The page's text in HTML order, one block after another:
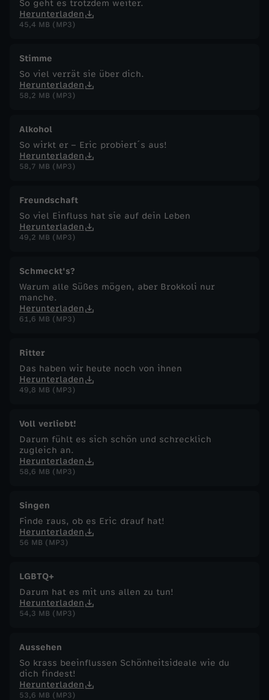
So geht es trotzdem weiter.
Herunterladen
45,4 MB (MP3)
Stimme
So viel verrät sie über dich.
Herunterladen
58,2 MB (MP3)
Alkohol
So wirkt er – Eric probiert´s aus!
Herunterladen
58,7 MB (MP3)
Freundschaft
So viel Einfluss hat sie auf dein Leben
Herunterladen
49,2 MB (MP3)
Schmeckt's?
Warum alle Süßes mögen, aber Brokkoli nur
manche.
Herunterladen
61,6 MB (MP3)
Ritter
Das haben wir heute noch von ihnen
Herunterladen
49,8 MB (MP3)
Voll verliebt!
Darum fühlt es sich schön und schrecklich
zugleich an.
Herunterladen
58,6 MB (MP3)
Singen
Finde raus, ob es Eric drauf hat!
Herunterladen
56 MB (MP3)
LGBTQ+
Darum hat es mit uns allen zu tun!
Herunterladen
54,3 MB (MP3)
Aussehen
So krass beeinflussen Schönheitsideale wie du
dich findest!
Herunterladen
53,6 MB (MP3)